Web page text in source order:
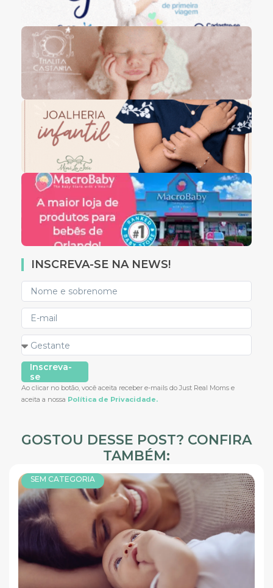
INSCREVA-SE NA NEWS!
Inscreva-
se
Ao clicar no botão, você aceita receber e-mails do Just Real Moms e
aceita a nossa Política de Privacidade.
GOSTOU DESSE POST? CONFIRA
TAMBÉM:
SEM CATEGORIA